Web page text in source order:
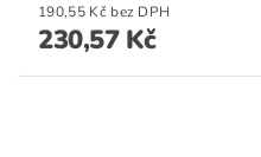
190,55 Kč bez DPH
230,57 Kč